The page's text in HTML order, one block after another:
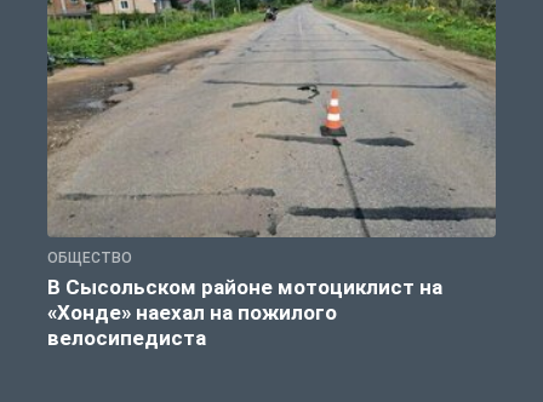
ОБЩЕСТВО
В Сысольском районе мотоциклист на
«Хонде» наехал на пожилого
велосипедиста